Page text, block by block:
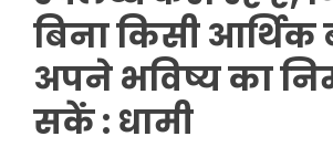
बिना किसी आर्थिक
अपने भविष्य का
सकें : धामी